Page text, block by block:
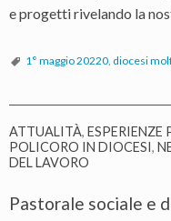
e progetti rivelando la
1° maggio 20220 diocesi
ATTUALITÀ, ESPERIENZE
POLICORO IN DIOCESI,
DEL LAVORO
Pastorale sociale e